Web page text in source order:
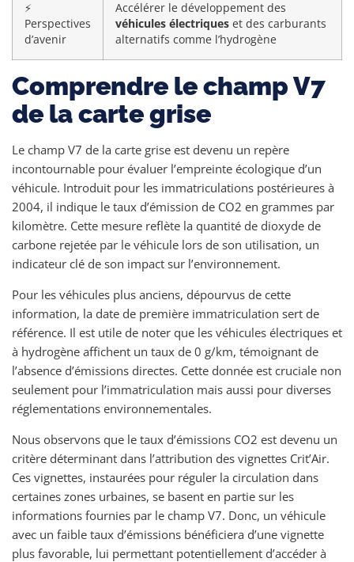
⚡
Perspectives
d’avenir
Accélérer le développement des
véhicules électriques et des carburants
alternatifs comme l’hydrogène
Comprendre le champ V7
de la carte grise
Le champ V7 de la carte grise est devenu un repère
incontournable pour évaluer l’empreinte écologique d’un
véhicule. Introduit pour les immatriculations postérieures à
2004, il indique le taux d’émission de CO2 en grammes par
kilomètre. Cette mesure reflète la quantité de dioxyde de
carbone rejetée par le véhicule lors de son utilisation, un
indicateur clé de son impact sur l’environnement.
Pour les véhicules plus anciens, dépourvus de cette
information, la date de première immatriculation sert de
référence. Il est utile de noter que les véhicules électriques et
à hydrogène affichent un taux de 0 g/km, témoignant de
l’absence d’émissions directes. Cette donnée est cruciale non
seulement pour l’immatriculation mais aussi pour diverses
réglementations environnementales.
Nous observons que le taux d’émissions CO2 est devenu un
critère déterminant dans l’attribution des vignettes Crit’Air.
Ces vignettes, instaurées pour réguler la circulation dans
certaines zones urbaines, se basent en partie sur les
informations fournies par le champ V7. Donc, un véhicule
avec un faible taux d’émissions bénéficiera d’une vignette
plus favorable, lui permettant potentiellement d’accéder à